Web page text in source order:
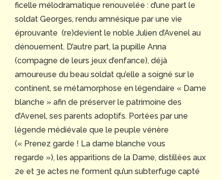
ficelle mélodramatique renouvelée : d’une part le
soldat Georges, rendu amnésique par une vie
éprouvante (re)devient le noble Julien d’Avenel au
dénouement. D’autre part, la pupille Anna
(compagne de leurs jeux d’enfance), déjà
amoureuse du beau soldat qu’elle a soigné sur le
continent, se métamorphose en légendaire « Dame
blanche » afin de préserver le patrimoine des
d’Avenel, ses parents adoptifs. Portées par une
légende médiévale que le peuple vénère
(« Prenez garde ! La dame blanche vous
regarde »), les apparitions de la Dame, distillées aux
2e et 3e actes ne forment qu’un subterfuge capté